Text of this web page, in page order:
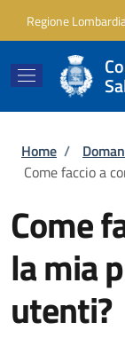
Regione
Briciole
Home /
Come faccio a
Come
la mia
utenti?